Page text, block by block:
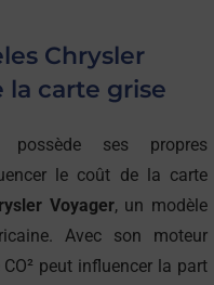
Chrysler
carte grise
possède ses propres
le coût de la carte
Voyager, un modèle
Avec son moteur
peut influencer la part